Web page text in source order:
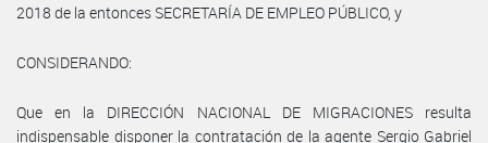
2018 de la entonces SECRETARÍA DE EMPLEO PÚBLICO, y
CONSIDERANDO:
Que en la DIRECCIÓN NACIONAL DE MIGRACIONES resulta
indispensable disponer la contratación de la agente Sergio Gabriel